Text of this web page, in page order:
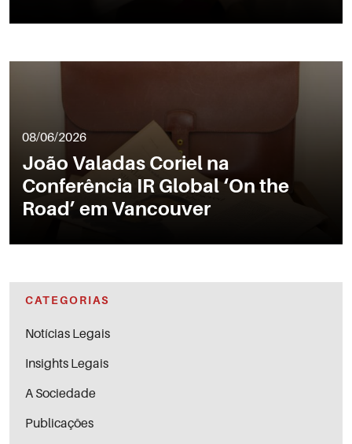
08/06/2026
João Valadas Coriel na
Conferência IR Global ‘On the
Road’ em Vancouver
CATEGORIAS
Notícias Legais
Insights Legais
A Sociedade
Publicações